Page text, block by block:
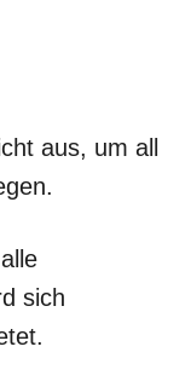
aus, um all
sich